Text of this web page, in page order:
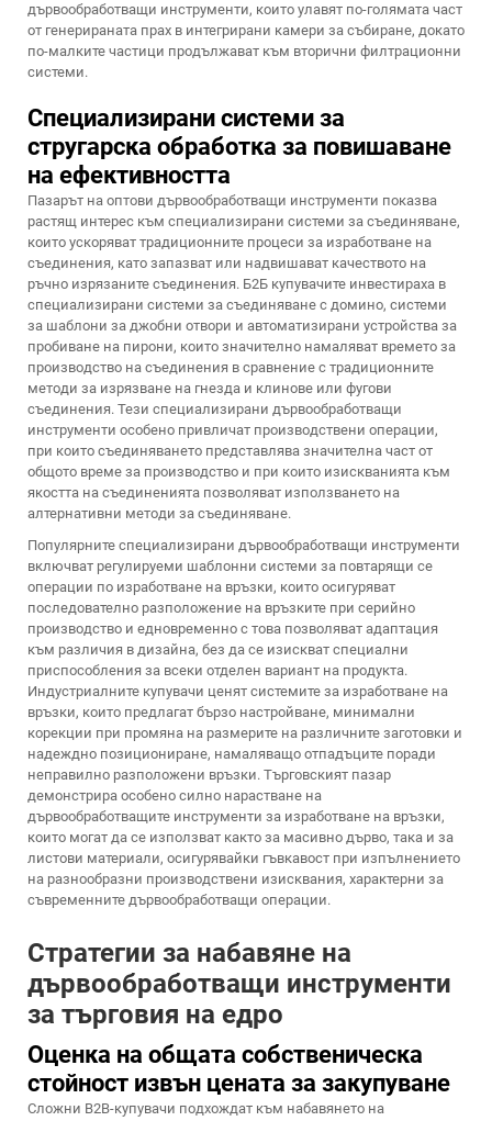
дървообработващи инструменти, които улавят по-голямата част
от генерираната прах в интегрирани камери за събиране, докато
по-малките частици продължават към вторични филтрационни
системи.
Специализирани системи за
стругарска обработка за повишаване
на ефективността
Пазарът на оптови дървообработващи инструменти показва
растящ интерес към специализирани системи за съединяване,
които ускоряват традиционните процеси за изработване на
съединения, като запазват или надвишават качеството на
ръчно изрязаните съединения. Б2Б купувачите инвестираха в
специализирани системи за съединяване с домино, системи
за шаблони за джобни отвори и автоматизирани устройства за
пробиване на пирони, които значително намаляват времето за
производство на съединения в сравнение с традиционните
методи за изрязване на гнезда и клинове или фугови
съединения. Тези специализирани дървообработващи
инструменти особено привличат производствени операции,
при които съединяването представлява значителна част от
общото време за производство и при които изискванията към
якостта на съединенията позволяват използването на
алтернативни методи за съединяване.
Популярните специализирани дървообработващи инструменти
включват регулируеми шаблонни системи за повтарящи се
операции по изработване на връзки, които осигуряват
последователно разположение на връзките при серийно
производство и едновременно с това позволяват адаптация
към различия в дизайна, без да се изискват специални
приспособления за всеки отделен вариант на продукта.
Индустриалните купувачи ценят системите за изработване на
връзки, които предлагат бързо настройване, минимални
корекции при промяна на размерите на различните заготовки и
надеждно позициониране, намаляващо отпадъците поради
неправилно разположени връзки. Търговският пазар
демонстрира особено силно нарастване на
дървообработващите инструменти за изработване на връзки,
които могат да се използват както за масивно дърво, така и за
листови материали, осигурявайки гъвкавост при изпълнението
на разнообразни производствени изисквания, характерни за
съвременните дървообработващи операции.
Стратегии за набавяне на
дървообработващи инструменти
за търговия на едро
Оценка на общата собственическа
стойност извън цената за закупуване
Сложни B2B-купувачи подхождат към набавянето на